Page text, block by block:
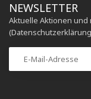
NEWSLETTER
Aktuelle Aktionen